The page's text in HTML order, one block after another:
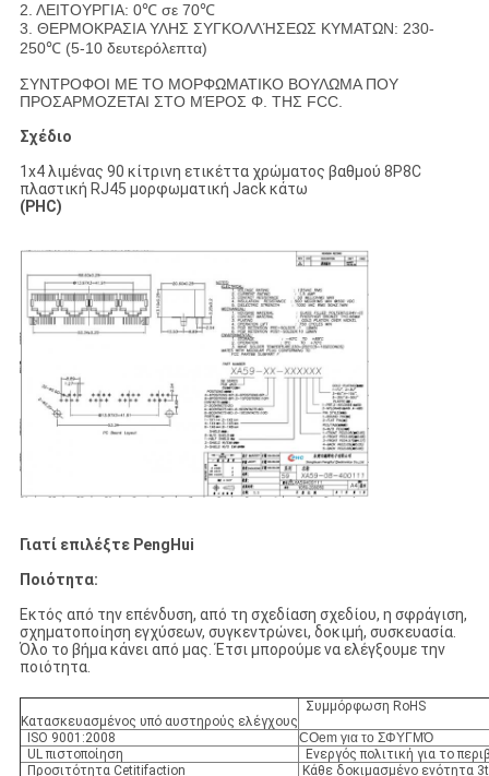
2. ΛΕΙΤΟΥΡΓΙΑ: 0℃ σε 70℃
3. ΘΕΡΜΟΚΡΑΣΙΑ ΥΛΗΣ ΣΥΓΚΟΛΛΉΣΕΩΣ ΚΥΜΑΤΩΝ: 230-
250℃ (5-10 δευτερόλεπτα)
ΣΥΝΤΡΟΦΟΙ ΜΕ ΤΟ ΜΟΡΦΩΜΑΤΙΚΟ ΒΟΥΛΩΜΑ ΠΟΥ
ΠΡΟΣΑΡΜΟΖΕΤΑΙ ΣΤΟ ΜΈΡΟΣ Φ. ΤΗΣ FCC.
Σχέδιο
1x4 λιμένας 90 κίτρινη ετικέττα χρώματος βαθμού 8P8C
πλαστική RJ45 μορφωματική Jack κάτω
(PHC)
Γιατί επιλέξτε PengHui
Ποιότητα:
Εκτός από την επένδυση, από τη σχεδίαση σχεδίου, η σφράγιση,
σχηματοποίηση εγχύσεων, συγκεντρώνει, δοκιμή, συσκευασία.
Όλο το βήμα κάνει από μας. Έτσι μπορούμε να ελέγξουμε την
ποιότητα.
Κατασκευασμένος υπό αυστηρούς ελέγχους
Συμμόρφωση RoHS
ISO 9001:2008
COem για το ΣΦΥΓΜΌ
UL πιστοποίηση
Ενεργός πολιτική για το
Προσιτότητα Cetitifaction
Κάθε δοκιμασμένο ενότητα